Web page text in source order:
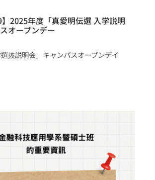
】2025年度「真愛明伝選 入学説明
オープンデー
選抜説明会」キャンパスオープンデイ